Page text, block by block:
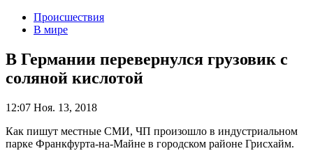
Происшествия
В мире
В Германии перевернулся грузовик с
соляной кислотой
12:07 Ноя. 13, 2018
Как пишут местные СМИ, ЧП произошло в индустриальном
парке Франкфурта-на-Майне в городском районе Грисхайм.